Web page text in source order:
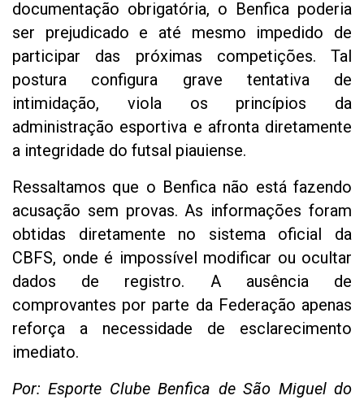
documentação obrigatória, o Benfica poderia
ser prejudicado e até mesmo impedido de
participar das próximas competições. Tal
postura configura grave tentativa de
intimidação, viola os princípios da
administração esportiva e afronta diretamente
a integridade do futsal piauiense.
Ressaltamos que o Benfica não está fazendo
acusação sem provas. As informações foram
obtidas diretamente no sistema oficial da
CBFS, onde é impossível modificar ou ocultar
dados de registro. A ausência de
comprovantes por parte da Federação apenas
reforça a necessidade de esclarecimento
imediato.
Por: Esporte Clube Benfica de São Miguel do